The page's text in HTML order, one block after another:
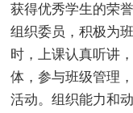
获得优秀学生的荣
组织委员，积极为
时，上课认真听讲
体，参与班级管理
活动。组织能力和